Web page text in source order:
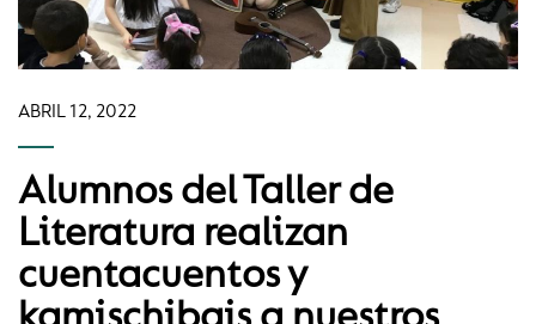
ABRIL 12, 2022
Alumnos del Taller de
Literatura realizan
cuentacuentos y